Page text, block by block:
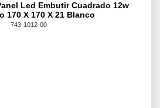
Led Embutir Cuadrado 12w
170 X 170 X 21 Blanco
743-1012-00